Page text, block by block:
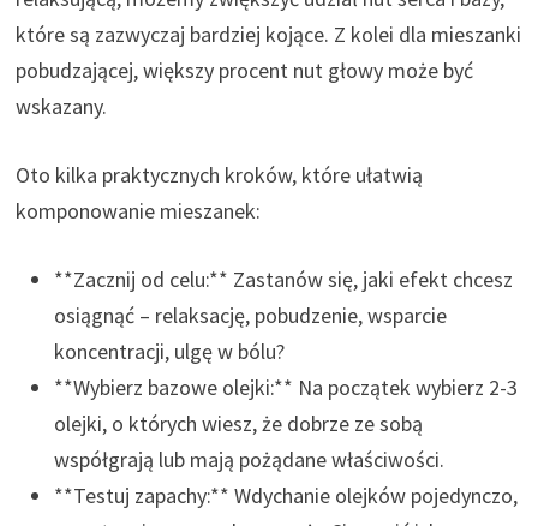
które są zazwyczaj bardziej kojące. Z kolei dla mieszanki
pobudzającej, większy procent nut głowy może być
wskazany.
Oto kilka praktycznych kroków, które ułatwią
komponowanie mieszanek:
**Zacznij od celu:** Zastanów się, jaki efekt chcesz
osiągnąć – relaksację, pobudzenie, wsparcie
koncentracji, ulgę w bólu?
**Wybierz bazowe olejki:** Na początek wybierz 2-3
olejki, o których wiesz, że dobrze ze sobą
współgrają lub mają pożądane właściwości.
**Testuj zapachy:** Wdychanie olejków pojedynczo,